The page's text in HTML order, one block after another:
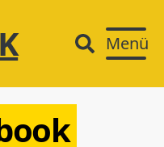
Menü